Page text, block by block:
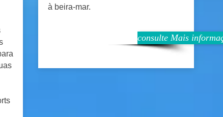
à beira-mar.
consulte Mais